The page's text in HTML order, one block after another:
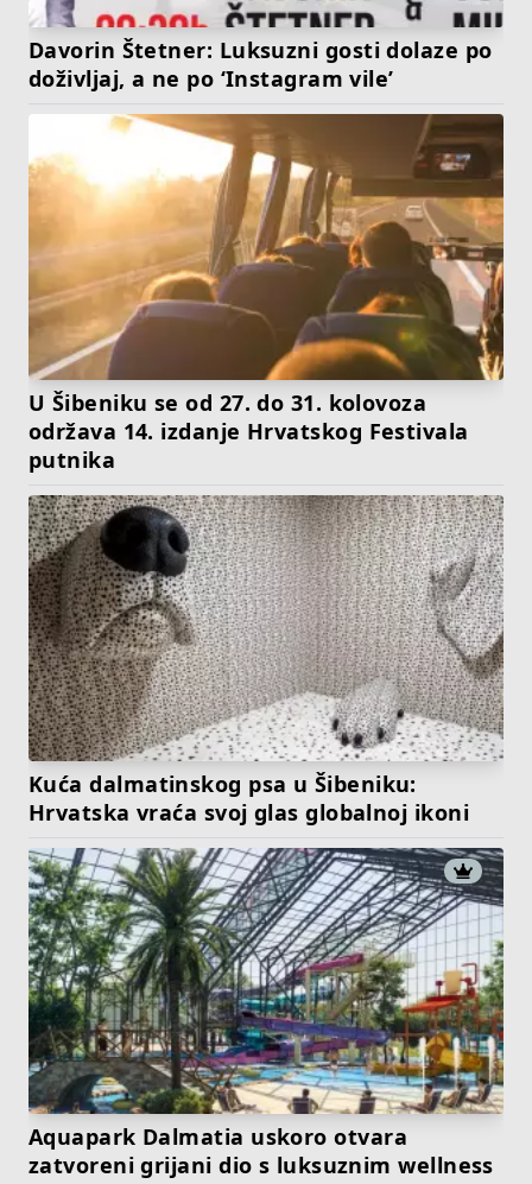
Davorin Štetner: Luksuzni gosti dolaze po
doživljaj, a ne po ‘Instagram vile’
U Šibeniku se od 27. do 31. kolovoza
održava 14. izdanje Hrvatskog Festivala
putnika
Kuća dalmatinskog psa u Šibeniku:
Hrvatska vraća svoj glas globalnoj ikoni
Aquapark Dalmatia uskoro otvara
zatvoreni grijani dio s luksuznim wellness